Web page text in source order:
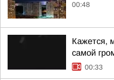
00:48
Кажется,
самой
00:33